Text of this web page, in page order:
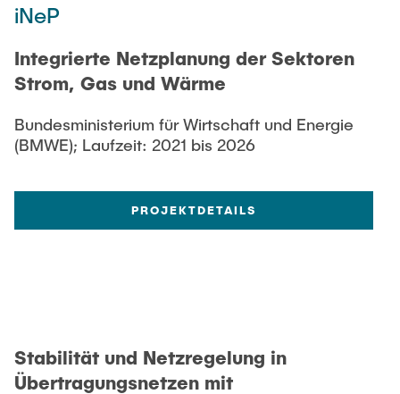
iNeP
Integrierte Netzplanung der Sektoren
Strom, Gas und Wärme
Bundesministerium für Wirtschaft und Energie
(BMWE); Laufzeit: 2021 bis 2026
PROJEKTDETAILS
Stabilität und Netzregelung in
Übertragungsnetzen mit